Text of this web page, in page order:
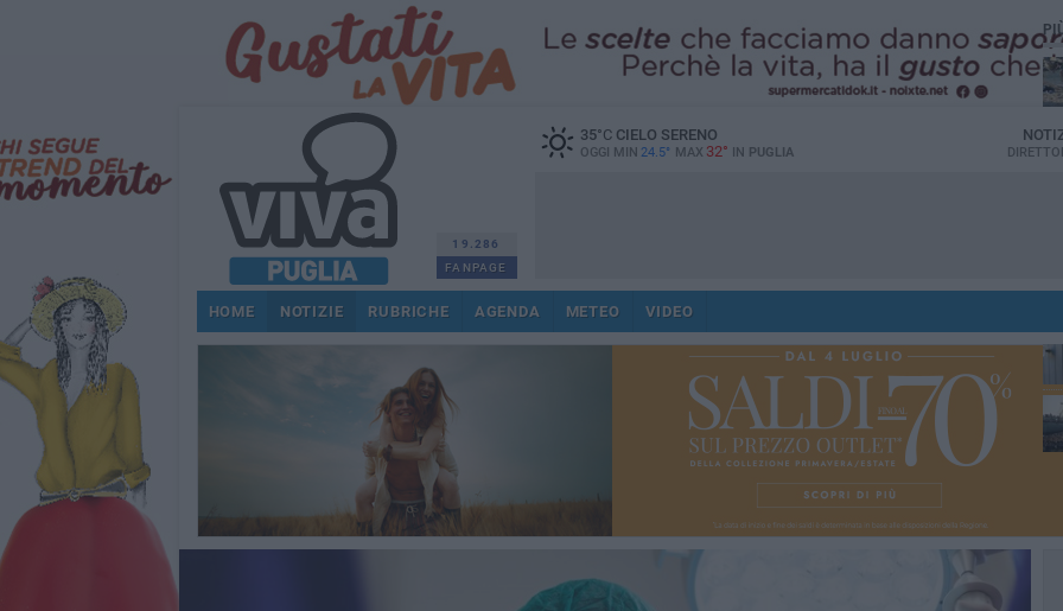
19.286
FANPAGE
35°CCIELO SERENO
OGGI MIN 24.5° MAX 32° IN PUGLIA
HOME NOTIZIE RUBRICHE AGENDA METEO VIDEO